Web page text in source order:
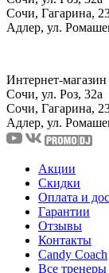
Сочи, Гагарина,
Адлер, ул.
Интернет-
Сочи, ул. Роз, 32а
Сочи, Гагарина,
Адлер, ул.
Акции
Скидки
Оплата и
Гарантии
Отзывы
Контакты
Candy Coach
Все тренеры